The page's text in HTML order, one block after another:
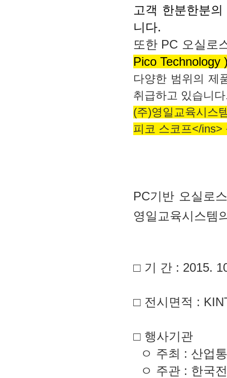
고객 한분한분
니다.
또한 PC 오실로
Pico
다양한 범위의 제
취급하고 있습니
(주)영일교육시스
피코 스코프</ins>
PC기반 오실로
영일교육시스템
□ 기 간 : 2015.
□ 전시면적 :
□ 행사기관
ㅇ 주최 : 산업
ㅇ 주관 : 한국